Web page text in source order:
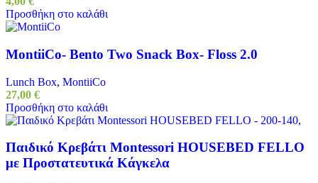
Προσθήκη στο καλάθι
MontiiCo- Bento Two Snack Box- Floss 2.0
Lunch Box, MontiiCo
27,00 €
Προσθήκη στο καλάθι
Παιδικό Κρεβάτι Montessori HOUSEBED FELLO
με Προστατευτικά Κάγκελα